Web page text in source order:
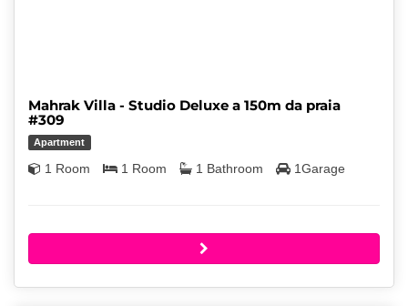
Mahrak Villa - Studio Deluxe a 150m da praia
#309
Apartment
1 Room 1 Room 1 Bathroom 1Garage